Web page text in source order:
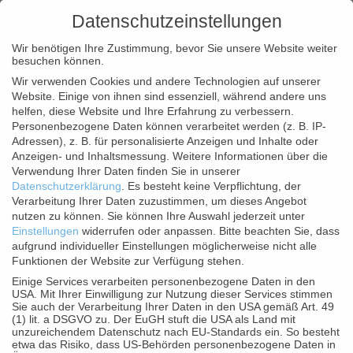
DATENSCHUTZ
§ 1 Information über die Erhebung
personenbezogener Daten
Wir, die Dr. A. & L. Schmidgall GmbH & Co KG,
Wolfganggasse 45-47, 1121 Wien, („Schmidgall“,
„wir“, „uns“, „unsere“) behandeln, als
Datenschutzeinstellungen
Wir benötigen Ihre Zustimmung, bevor Sie unsere Website weiter
besuchen können.
Wir verwenden Cookies und andere Technologien auf unserer
Website. Einige von ihnen sind essenziell, während andere uns
helfen, diese Website und Ihre Erfahrung zu verbessern.
Personenbezogene Daten können verarbeitet werden (z. B. IP-
Adressen), z. B. für personalisierte Anzeigen und Inhalte oder
Anzeigen- und Inhaltsmessung. Weitere Informationen über die
Verwendung Ihrer Daten finden Sie in unserer
Datenschutzerklärung
Es besteht keine Verpflichtung, der
Verarbeitung Ihrer Daten zuzustimmen, um dieses Angebot
nutzen zu können.
Sie können Ihre Auswahl jederzeit unter
Einstellungen widerrufen oder anpassen.
Bitte beachten Sie, dass
aufgrund individueller Einstellungen möglicherweise nicht alle
Funktionen der Website zur Verfügung stehen.
Einige Services verarbeiten personenbezogene Daten in den
USA. Mit Ihrer Einwilligung zur Nutzung dieser Services stimmen
Sie auch der Verarbeitung Ihrer Daten in den USA gemäß Art. 49
(1) lit. a DSGVO zu. Der EuGH stuft die USA als Land mit
unzureichendem Datenschutz nach EU-Standards ein. So besteht
etwa das Risiko, dass US-Behörden personenbezogene Daten in